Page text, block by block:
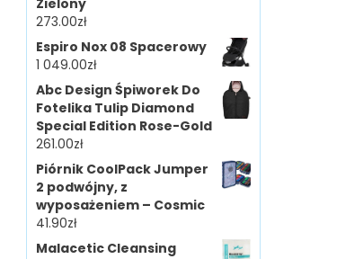
273.00zł
Espiro Nox 08 Spacerowy
1 049.00zł
Abc Design Śpiworek Do
Fotelika Tulip Diamond
Special Edition Rose-Gold
261.00zł
Piórnik CoolPack Jumper
2 podwójny, z
wyposażeniem – Cosmic
41.90zł
Malacetic Cleansing